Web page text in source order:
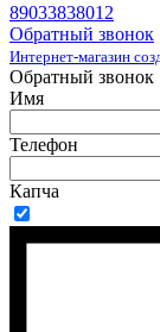
89033838012
Обратный звонок
Интернет-магазин
Обратный звонок
Имя
Телефон
Капча